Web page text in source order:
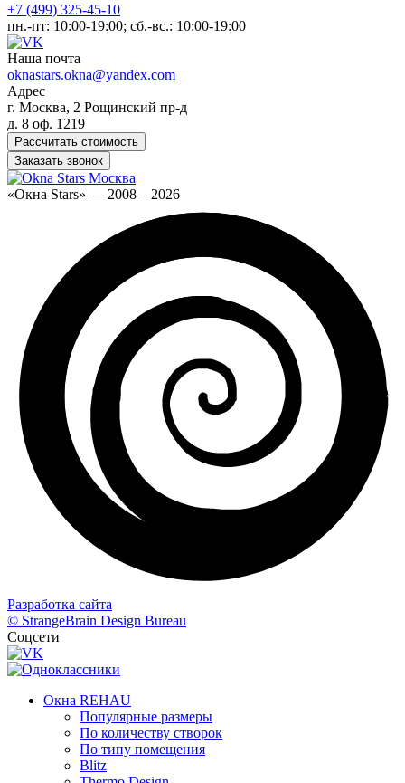
+7 (499) 325-45-10
пн.-пт: 10:00-19:00; сб.-вс.: 10:00-19:00
Наша почта
oknastars.okna@yandex.com
Адрес
г. Москва, 2 Рощинский пр-д
д. 8 оф. 1219
Рассчитать стоимость
Заказать звонок
«Окна Stars» — 2008 – 2026
Разработка сайта
© StrangeBrain Design Bureau
Соцсети
Окна REHAU
Популярные размеры
По количеству створок
По типу помещения
Blitz